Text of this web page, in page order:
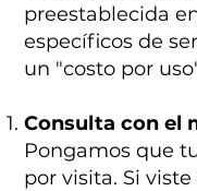
preestablecida
específicos de
un "costo por
Consulta con el
Pongamos que
por visita. Si